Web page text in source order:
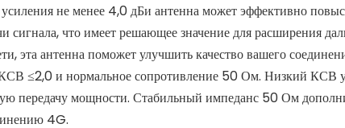
не менее 4,0 дБи антенна может эффективно
что имеет решающее значение для расширения
эта антенна поможет улучшить качество вашего
≤2,0 и нормальное сопротивление 50 Ом. Низкий КСВ
передачу мощности. Стабильный импеданс 50 Ом
4G.